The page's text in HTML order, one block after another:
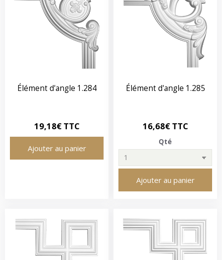
Élément d'angle 1.284
19,18€ TTC
Ajouter au panier
Élément d'angle 1.285
16,68€ TTC
Qté
Ajouter au panier